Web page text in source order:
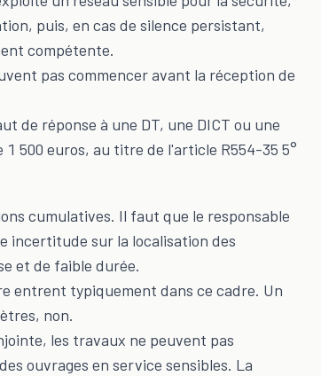
puis, en cas de silence persistant,
compétente.
pas commencer avant la réception de
de réponse à une DT, une DICT ou une
500 euros, au titre de l'article R554-35 5°
cumulatives. Il faut que le responsable
incertitude sur la localisation des
et de faible durée.
entrent typiquement dans ce cadre. Un
non.
les travaux ne peuvent pas
ouvrages en service sensibles. La